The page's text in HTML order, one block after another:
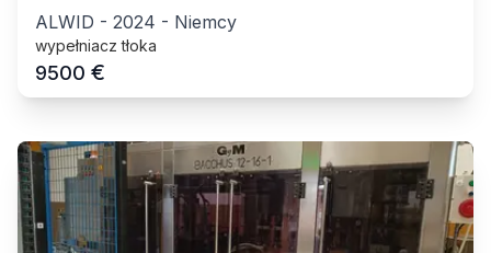
ALWID - 2024 - Niemcy
wypełniacz tłoka
9500 €